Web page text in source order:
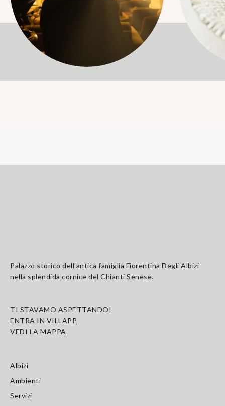
Palazzo storico dell’antica famiglia Fiorentina Degli Albizi
nella splendida cornice del Chianti Senese.
TI STAVAMO ASPETTANDO!
ENTRA IN VILLAPP
VEDI LA MAPPA
Albizi
Ambienti
Servizi